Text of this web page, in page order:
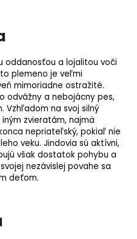
oddanosťou a lojalitou voči
plemeno je veľmi
mimoriadne ostražité.
odvážny a nebojácny pes,
Vzhľadom na svoj silný
zvieratám, najmä
nepriateľský, pokiaľ nie
veku. Jindovia sú aktívni,
však dostatok pohybu a
nezávislej povahe sa
deťom.